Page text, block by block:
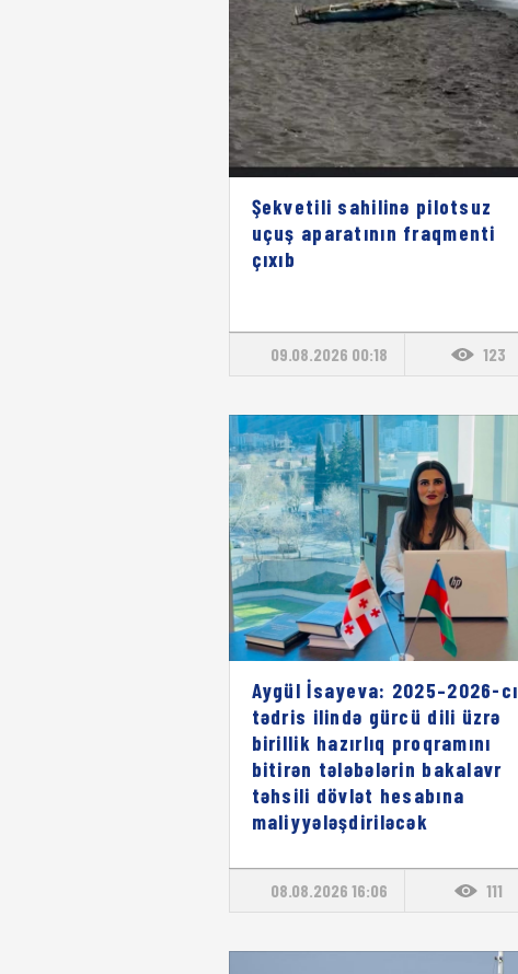
Şekvetili sahilinə pilotsuz
uçuş aparatının fraqmenti
çıxıb
09.08.2026 00:18 123
Aygül İsayeva: 2025–2026-cı
tədris ilində gürcü dili üzrə
birillik hazırlıq proqramını
bitirən tələbələrin bakalavr
təhsili dövlət hesabına
maliyyələşdiriləcək
08.08.2026 16:06 111